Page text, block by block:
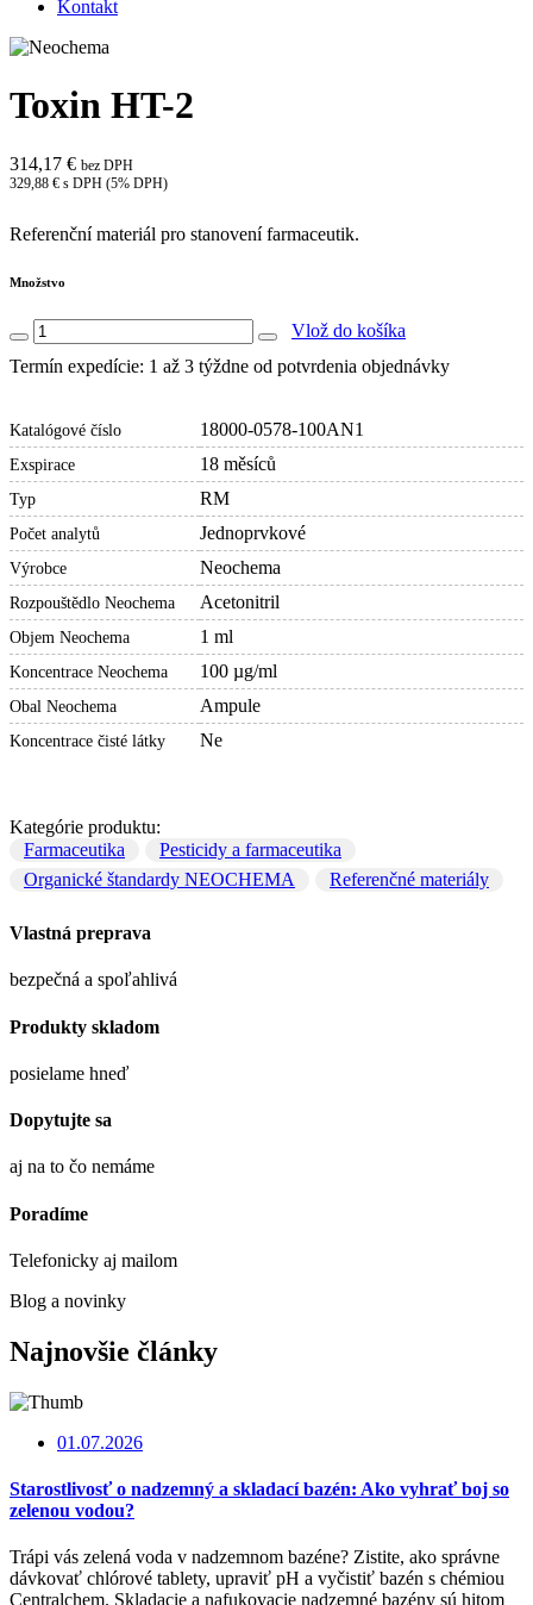
Kontakt
Toxin HT-2
314,17 € bez DPH
329,88 € s DPH (5% DPH)
Referenční materiál pro stanovení farmaceutik.
Množstvo
Vlož do košíka
Termín expedície: 1 až 3 týždne od potvrdenia objednávky
Katalógové číslo 18000-0578-100AN1
Exspirace 18 měsíců
Typ RM
Počet analytů Jednoprvkové
Výrobce Neochema
Rozpouštědlo Neochema Acetonitril
Objem Neochema 1 ml
Koncentrace Neochema 100 µg/ml
Obal Neochema Ampule
Koncentrace čisté látky Ne
Kategórie produktu:
Farmaceutika
Pesticidy a farmaceutika
Organické štandardy NEOCHEMA
Referenčné materiály
Vlastná preprava
bezpečná a spoľahlivá
Produkty skladom
posielame hneď
Dopytujte sa
aj na to čo nemáme
Poradíme
Telefonicky aj mailom
Blog a novinky
Najnovšie články
01.07.2026
Starostlivosť o nadzemný a skladací bazén: Ako vyhrať boj so
zelenou vodou?
Trápi vás zelená voda v nadzemnom bazéne? Zistite, ako správne
dávkovať chlórové tablety, upraviť pH a vyčistiť bazén s chémiou
Centralchem. Skladacie a nafukovacie nadzemné bazény sú hitom